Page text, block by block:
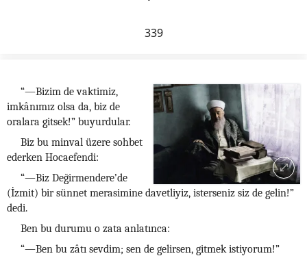
339
“—Bizim de vaktimiz,
imkânımız olsa da, biz de
oralara gitsek!” buyurdular.
Biz bu minval üzere sohbet
ederken Hocaefendi:
“—Biz Değirmendere’de
(İzmit) bir sünnet merasimine davetliyiz, isterseniz siz de gelin!”
dedi.
Ben bu durumu o zata anlatınca:
“—Ben bu zâtı sevdim; sen de gelirsen, gitmek istiyorum!”